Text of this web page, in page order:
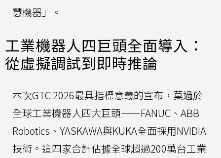
慧機器」。
工業機器人四巨頭全面導入：
從虛擬調試到即時推論
本次GTC 2026最具指標意義的宣布，莫過於
全球工業機器人四大巨頭——FANUC、ABB
Robotics、YASKAWA與KUKA全面採用NVIDIA
技術。這四家合計佔據全球超過200萬台工業